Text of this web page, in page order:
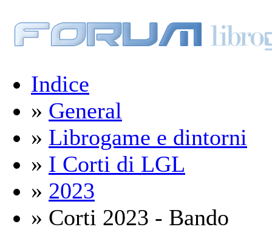
Indice
» General
» Librogame e dintorni
» I Corti di LGL
» 2023
» Corti 2023 - Bando